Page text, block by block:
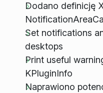
Dodano definicję
Set notifications
desktops
Print useful
KPluginInfo
Naprawiono